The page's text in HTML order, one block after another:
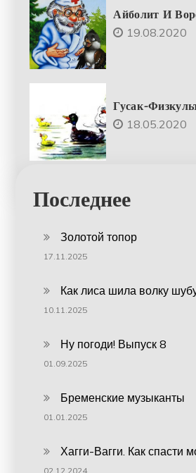
Айболит И
19.08.2020
Гусак-
18.05.2020
Последнее
Золотой топор
17.11.2025
Как лиса шила волку
10.11.2025
Ну погоди! Выпуск 8
01.09.2025
Бременские музыканты
01.01.2025
Хагги-Вагги. Как спасти
02.12.2024